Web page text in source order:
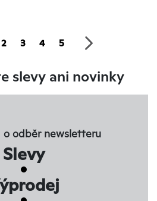
2 3 4 5
slevy ani novinky
o odběr newsletteru
Slevy